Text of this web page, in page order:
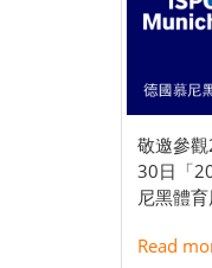
敬邀參
30日「
尼黑體育
Read